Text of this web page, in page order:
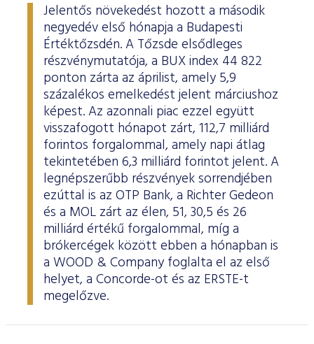
Jelentős növekedést hozott a második
negyedév első hónapja a Budapesti
Értéktőzsdén. A Tőzsde elsődleges
részvénymutatója, a BUX index 44 822
ponton zárta az áprilist, amely 5,9
százalékos emelkedést jelent márciushoz
képest. Az azonnali piac ezzel együtt
visszafogott hónapot zárt, 112,7 milliárd
forintos forgalommal, amely napi átlag
tekintetében 6,3 milliárd forintot jelent. A
legnépszerűbb részvények sorrendjében
ezúttal is az OTP Bank, a Richter Gedeon
és a MOL zárt az élen, 51, 30,5 és 26
milliárd értékű forgalommal, míg a
brókercégek között ebben a hónapban is
a WOOD & Company foglalta el az első
helyet, a Concorde-ot és az ERSTE-t
megelőzve.